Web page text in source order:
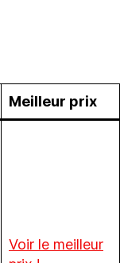
Meilleur prix
Voir le meilleur